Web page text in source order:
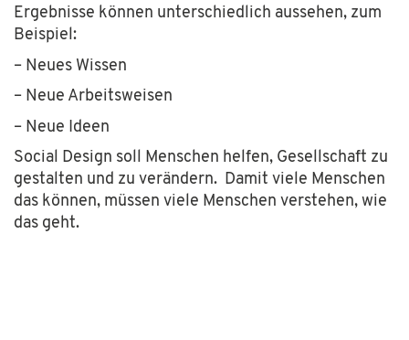
Ergebnisse können unterschiedlich aussehen, zum
Beispiel:
– Neues Wissen
– Neue Arbeitsweisen
– Neue Ideen
Social Design soll Menschen helfen, Gesellschaft zu
gestalten und zu verändern. Damit viele Menschen
das können, müssen viele Menschen verstehen, wie
das geht.